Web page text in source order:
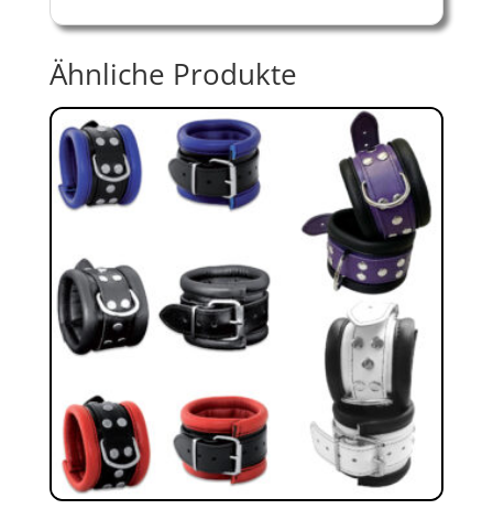
Ähnliche Produkte